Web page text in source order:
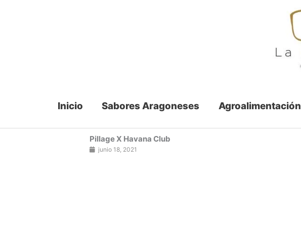
Inicio Sabores Aragoneses Agroalimentación
Pillage X Havana Club
junio 18, 2021